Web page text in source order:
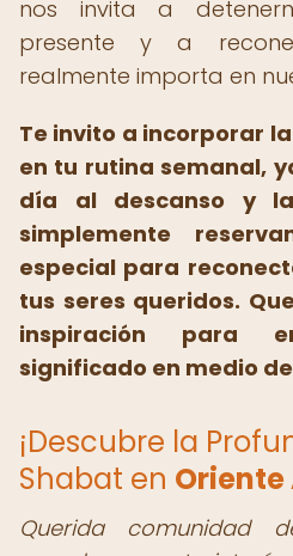
nos invita a
presente y a
realmente importa en
Te invito a incorporar
en tu rutina semanal,
día al descanso y
simplemente
especial para
tus seres queridos.
inspiración para
significado en medio
¡Descubre la
Shabat en
Querida comunidad